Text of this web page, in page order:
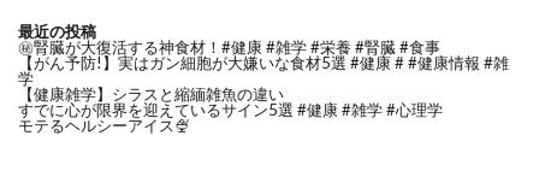
最近の投稿
㊙️腎臓が大復活する神食材！#健康 #雑学 #栄養 #腎臓 #食事
【がん予防!】実はガン細胞が大嫌いな食材5選 #健康 # #健康情報 #雑
学
【健康雑学】シラスと縮緬雑魚の違い
すでに心が限界を迎えているサイン5選 #健康 #雑学 #心理学
モテるヘルシーアイス🍨